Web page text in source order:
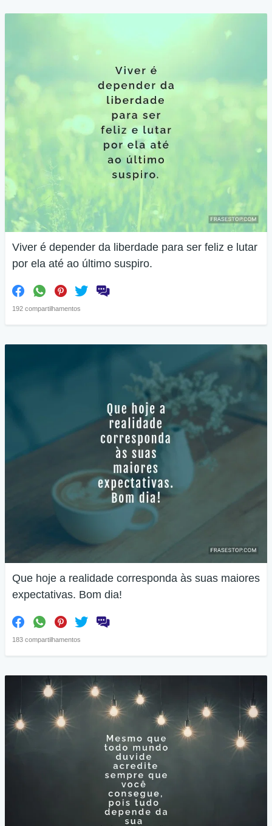
Viver é depender da liberdade para ser feliz e lutar
por ela até ao último suspiro.
192 compartilhamentos
Que hoje a realidade corresponda às suas maiores
expectativas. Bom dia!
183 compartilhamentos